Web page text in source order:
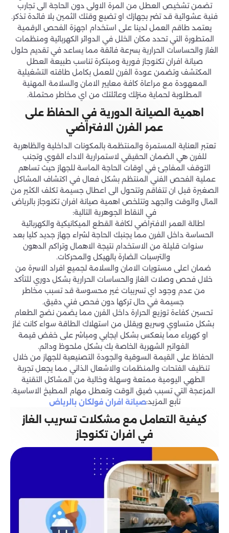
تضمن تشخيص العطل من المرة الاولى دون الحاجة الى تجارب
فنية عشوائية قد تضر بجهازك او تضيع وقتك الثمين بلا فائدة تذكر.
يعتمد طاقم العمل لدينا على استخدام اجهزة الفحص الرقمية
المتطورة التي تحدد مكان الخلل في الدوائر الكهربائية ومنظمات
الغاز والحساسات الحرارية بسرعة فائقة مما يساعد في تقديم حلول
صيانة افران تكنوجاز فورية ومبتكرة تناسب طبيعة العطل
المكتشف وتضمن عودة الفرن للعمل بكامل طاقته التشغيلية
المعهودة مع مراعاة كافة معايير الامان والسلامة المهنية
المطلوبة لحماية منزلك وعائلتك من اي مخاطر محتملة.
اهمية الصيانة الدورية في الحفاظ على
عمر الفرن الافتراضي
تعتبر العناية المستمرة والمنتظمة بالمكونات الداخلية والظاهرية
للفرن هي الضمان الحقيقي لاستمرارية الاداء القوي وتجنب
التوقف المفاجئ في اوقات الحاجة الماسة للجهاز حيث تساهم
عملية الفحص الفني المنتظم بشكل فعال في اكتشاف المشاكل
الصغيرة قبل ان تتفاقم وتتحول الى اعطال جسيمة تكلف الكثير من
المال والوقت والجهد وتتلخص اهمية صيانة افران تكنوجاز بالرياض
في النقاط الجوهرية التالية:
اطالة العمر الافتراضي لكافة القطع الميكانيكية والكهربائية
الحساسة داخل الفرن مما يجنبك الحاجة لشراء جهاز جديد كليا بعد
سنوات قليلة من الاستخدام نتيجة الاهمال وتراكم الدهون
والترسبات الضارة بالهيكل والمحركات.
ضمان اعلى مستويات الامان والسلامة لجميع افراد الاسرة من
خلال فحص وصلات الغاز والحساسات الحرارية بشكل دوري للتأكد
من عدم وجود اي تسريبات غير محسوسة قد تسبب مخاطر
جسيمة في حال تركها دون فحص فني دقيق.
تحسين كفاءة توزيع الحرارة داخل الفرن مما يضمن نضج الطعام
بشكل متساوي وسريع ويقلل من استهلاك الطاقة سواء كانت غاز
او كهرباء مما ينعكس بشكل ايجابي ومباشر على خفض قيمة
الفواتير الشهرية الخاصة بك بشكل ملحوظ ودائم.
الحفاظ على القيمة السوقية والجودة التصنيعية للجهاز من خلال
تنظيف الفتحات والمنظمات والاشعال الذاتي مما يجعل تجربة
الطهي اليومية ممتعة وسهلة وخالية من المشاكل التقنية
المزعجة التي تسبب ضيق الوقت وتعطل مهام المطبخ الاساسية.
تابع المزيد:صيانة افران فولكان بالرياض
كيفية التعامل مع مشكلات تسريب الغاز
في افران تكنوجاز